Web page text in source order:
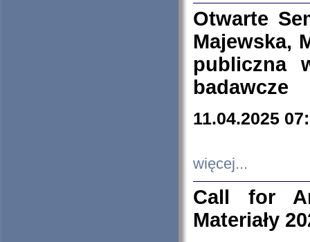
Otwarte
Majewska,
publiczna
badawcze
11.04.2025
więcej...
Call for
Materiały